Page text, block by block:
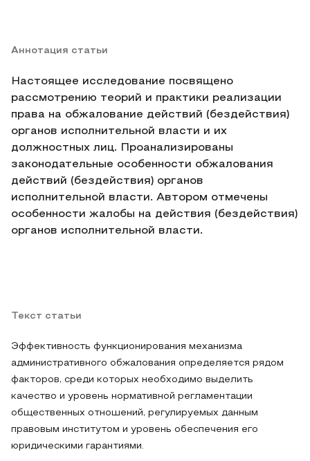
Аннотация статьи
Настоящее исследование посвящено
рассмотрению теорий и практики реализации
права на обжалование действий (бездействия)
органов исполнительной власти и их
должностных лиц. Проанализированы
законодательные особенности обжалования
действий (бездействия) органов
исполнительной власти. Автором отмечены
особенности жалобы на действия (бездействия)
органов исполнительной власти.
Текст статьи
Эффективность функционирования механизма
административного обжалования определяется рядом
факторов, среди которых необходимо выделить
качество и уровень нормативной регламентации
общественных отношений, регулируемых данным
правовым институтом и уровень обеспечения его
юридическими гарантиями.